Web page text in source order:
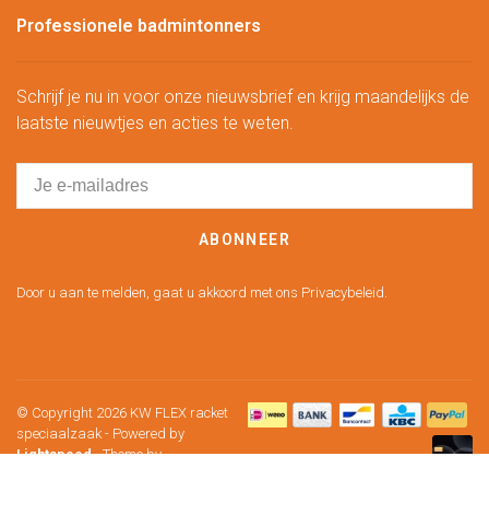
Professionele badmintonners
Schrijf je nu in voor onze nieuwsbrief en krijg maandelijks de
laatste nieuwtjes en acties te weten.
ABONNEER
Door u aan te melden, gaat u akkoord met ons Privacybeleid.
© Copyright 2026 KW FLEX racket
speciaalzaak - Powered by
Lightspeed- Theme by